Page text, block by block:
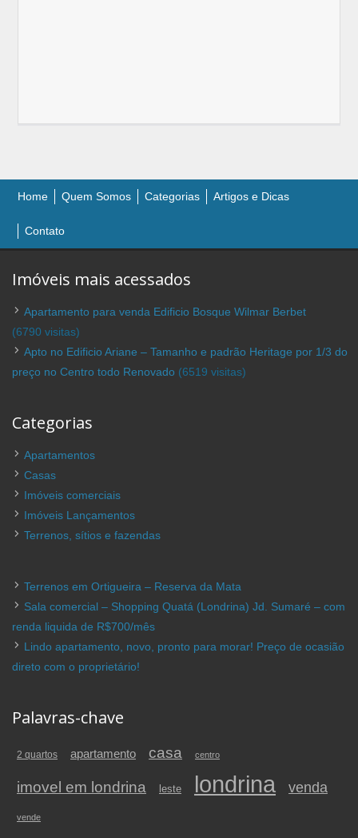
Home Quem Somos Categorias Artigos e Dicas
Contato
Imóveis mais acessados
Apartamento para venda Edificio Bosque Wilmar Berbet
(6790 visitas)
Apto no Edificio Ariane – Tamanho e padrão Heritage por 1/3 do
preço no Centro todo Renovado (6519 visitas)
Categorias
Apartamentos
Casas
Imóveis comerciais
Imóveis Lançamentos
Terrenos, sítios e fazendas
Terrenos em Ortigueira – Reserva da Mata
Sala comercial – Shopping Quatá (Londrina) Jd. Sumaré – com
renda liquida de R$700/mês
Lindo apartamento, novo, pronto para morar! Preço de ocasião
direto com o proprietário!
Palavras-chave
2 quartos apartamento casa centro
imovel em londrina leste londrina venda
vende